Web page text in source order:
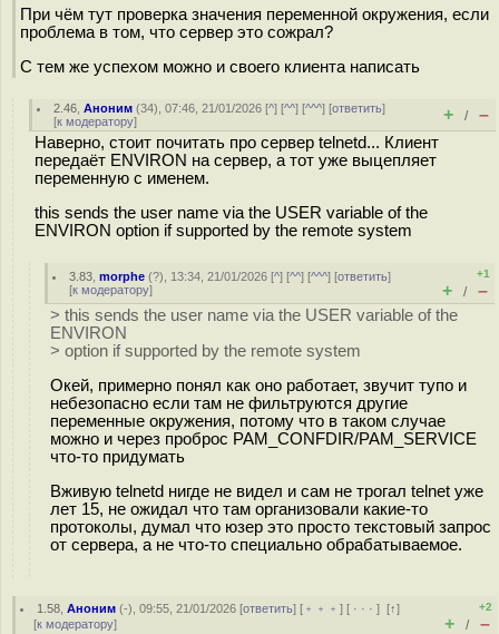
При чём тут проверка значения переменной окружения, если
проблема в том, что сервер это сожрал?
С тем же успехом можно и своего клиента написать
2.46 ,Аноним (34), 07:46, 21/01/2026 [^] [^^] [^^^] [ответить]
[к модератору] + / –
Наверно, стоит почитать про сервер telnetd... Клиент
передаёт ENVIRON на сервер, а тот уже выцепляет
переменную с именем.
this sends the user name via the USER variable of the
ENVIRON option if supported by the remote system
3.83 ,morphe (?), 13:34, 21/01/2026 [^] [^^] [^^^] [ответить]
[к модератору]
+1
+ / –
> this sends the user name via the USER variable of the
ENVIRON
> option if supported by the remote system
Окей, примерно понял как оно работает, звучит тупо и
небезопасно если там не фильтруются другие
переменные окружения, потому что в таком случае
можно и через проброс PAM_CONFDIR/PAM_SERVICE
что-то придумать
Вживую telnetd нигде не видел и сам не трогал telnet уже
лет 15, не ожидал что там организовали какие-то
протоколы, думал что юзер это просто текстовый запрос
от сервера, а не что-то специально обрабатываемое.
1.58 ,Аноним (-), 09:55, 21/01/2026 [ответить] [ ﹢﹢﹢] [ · · ·][↑]
[к модератору]
+2
+ / –